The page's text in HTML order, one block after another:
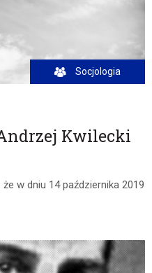
Socjologia
Kwilecki
w dniu 14 października 2019